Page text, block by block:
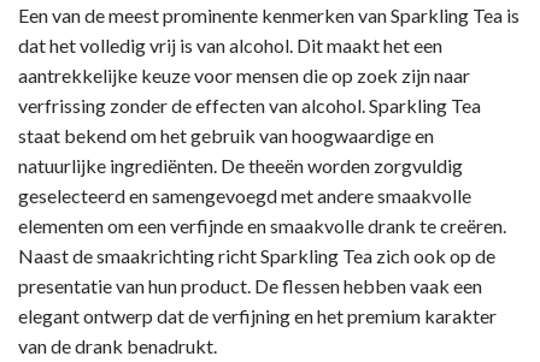
Een van de meest prominente kenmerken van Sparkling Tea is
dat het volledig vrij is van alcohol. Dit maakt het een
aantrekkelijke keuze voor mensen die op zoek zijn naar
verfrissing zonder de effecten van alcohol. Sparkling Tea
staat bekend om het gebruik van hoogwaardige en
natuurlijke ingrediënten. De theeën worden zorgvuldig
geselecteerd en samengevoegd met andere smaakvolle
elementen om een verfijnde en smaakvolle drank te creëren.
Naast de smaakrichting richt Sparkling Tea zich ook op de
presentatie van hun product. De flessen hebben vaak een
elegant ontwerp dat de verfijning en het premium karakter
van de drank benadrukt.